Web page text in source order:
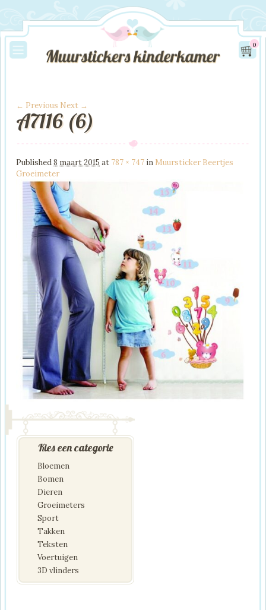
0
Image navigation
← Previous Next →
A7116 (6)
Published8 maart 2015 at 787 × 747 in Muursticker Beertjes
Groeimeter
Kies een categorie
Bloemen
Bomen
Dieren
Groeimeters
Sport
Takken
Teksten
Voertuigen
3D vlinders